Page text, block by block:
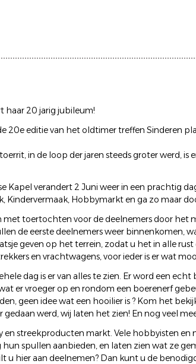
haar 20 jarig jubileum!
20e editie van het oldtimer treffen Sinderen
in de loop der jaren steeds groter werd, is
Kapel verandert 2 Juni weer in een prachtig
Kindervermaak, Hobbymarkt en ga zo maar
met toertochten voor de deelnemers door het
de eerste deelnemers weer binnenkomen,
geven op het terrein, zodat u het in alle rust
en vrachtwagens, voor ieder is er wat
dag is er van alles te zien. Er word een echt
er vroeger op en rondom een boerenerf
geen idee wat een hooilier is ? Kom het
gedaan werd, wij laten het zien! En nog veel
en streekproducten markt. Vele hobbyisten en
spullen aanbieden, en laten zien wat ze
u hier aan deelnemen? Dan kunt u de